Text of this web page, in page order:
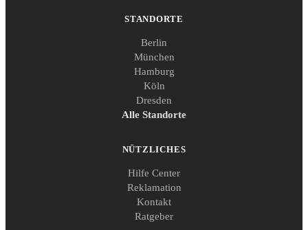
STANDORTE
Berlin
München
Hamburg
Köln
Dresden
Alle Standorte
NÜTZLICHES
Hilfe Center
Reklamation
Kontakt
Ratgeber